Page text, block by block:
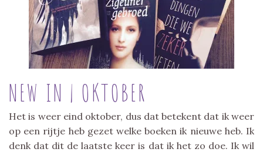
NEW IN | OKTOBER
Het is weer eind oktober, dus dat betekent dat ik weer
op een rijtje heb gezet welke boeken ik nieuwe heb. Ik
denk dat dit de laatste keer is dat ik het zo doe. Ik wil